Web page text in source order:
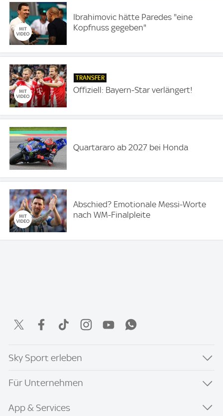
Ibrahimovic hätte Paredes "eine
Kopfnuss gegeben"
TRANSFER
Offiziell: Bayern-Star verlängert!
Quartararo ab 2027 bei Honda
Abschied? Emotionale Messi-Worte
nach WM-Finalpleite
Sky Sport erleben
Für Unternehmen
App & Services